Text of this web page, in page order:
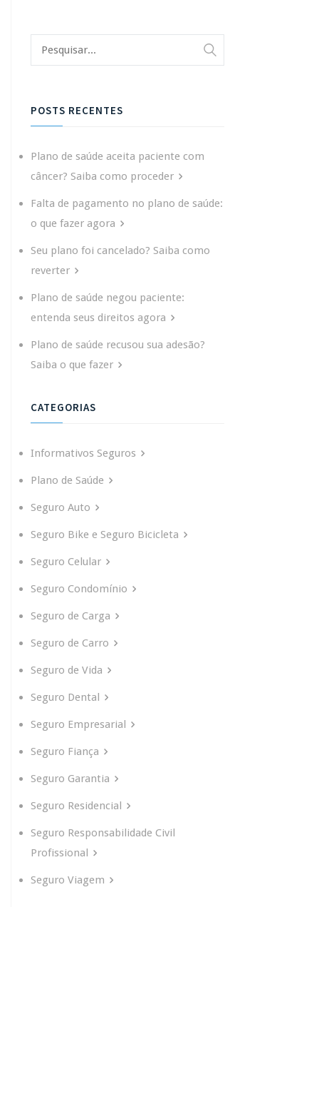
POSTS RECENTES
Plano de saúde aceita paciente com
câncer? Saiba como proceder
Falta de pagamento no plano de saúde:
o que fazer agora
Seu plano foi cancelado? Saiba como
reverter
Plano de saúde negou paciente:
entenda seus direitos agora
Plano de saúde recusou sua adesão?
Saiba o que fazer
CATEGORIAS
Informativos Seguros
Plano de Saúde
Seguro Auto
Seguro Bike e Seguro Bicicleta
Seguro Celular
Seguro Condomínio
Seguro de Carga
Seguro de Carro
Seguro de Vida
Seguro Dental
Seguro Empresarial
Seguro Fiança
Seguro Garantia
Seguro Residencial
Seguro Responsabilidade Civil
Profissional
Seguro Viagem